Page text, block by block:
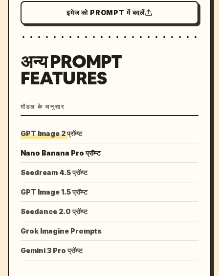
इमेज को PROMPT में बदलें
अन्य PROMPT
FEATURES
मॉडल के अनुसार
GPT Image 2 प्रॉम्प्ट
Nano Banana Pro प्रॉम्प्ट
Seedream 4.5 प्रॉम्प्ट
GPT Image 1.5 प्रॉम्प्ट
Seedance 2.0 प्रॉम्प्ट
Grok Imagine Prompts
Gemini 3 Pro प्रॉम्प्ट